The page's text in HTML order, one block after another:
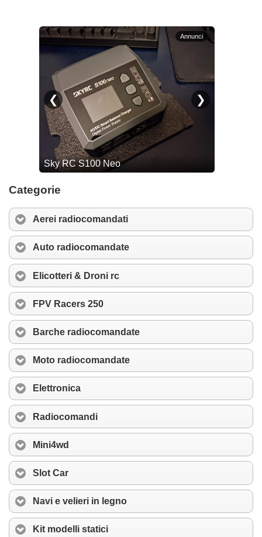
Categorie
Aerei radiocomandati
Auto radiocomandate
Elicotteri & Droni rc
FPV Racers 250
Barche radiocomandate
Moto radiocomandate
Elettronica
Radiocomandi
Mini4wd
Slot Car
Navi e velieri in legno
Kit modelli statici